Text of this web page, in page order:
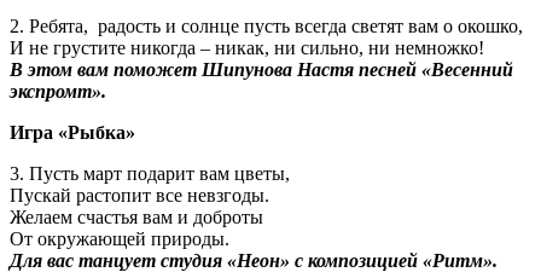
2. Ребята, радость и солнце пусть всегда светят вам о окошко,
И не грустите никогда – никак, ни сильно, ни немножко!
В этом вам поможет Шипунова Настя песней «Весенний
экспромт».
Игра «Рыбка»
3. Пусть март подарит вам цветы,
Пускай растопит все невзгоды.
Желаем счастья вам и доброты
От окружающей природы.
Для вас танцует студия «Неон» с композицией «Ритм».